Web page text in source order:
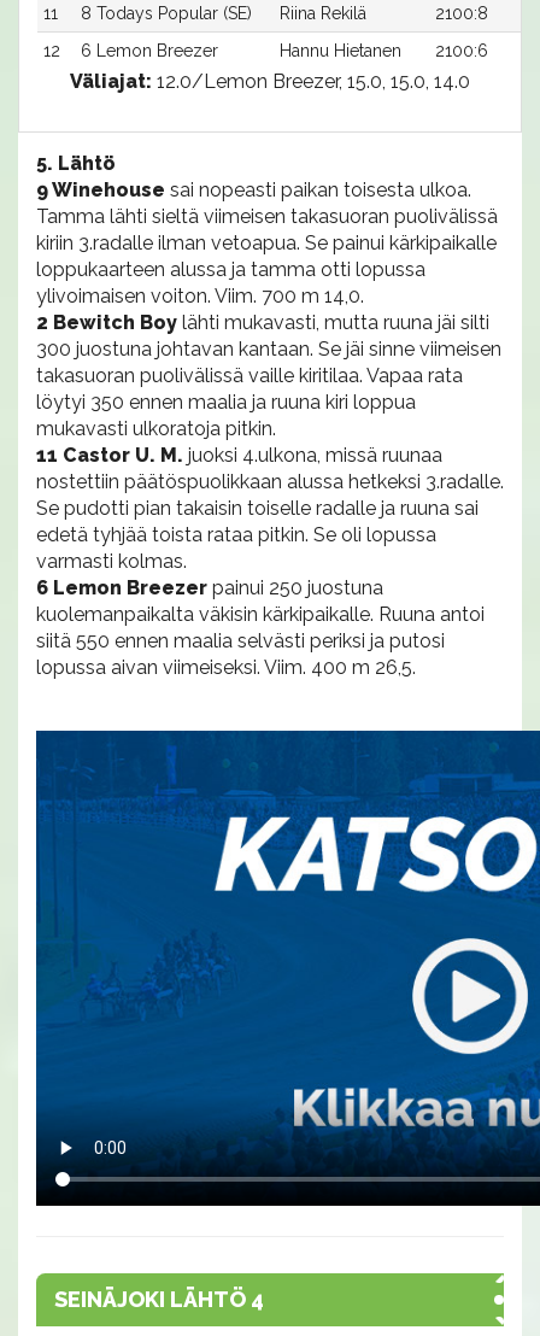
11
8 Todays Popular (SE) Riina Rekilä
2100:8
12
6 Lemon Breezer Hannu Hietanen 2100:6
Väliajat: 12.0/Lemon Breezer, 15.0, 15.0, 14.0
5. Lähtö
9 Winehouse sai nopeasti paikan toisesta ulkoa.
Tamma lähti sieltä viimeisen takasuoran puolivälissä
kiriin 3.radalle ilman vetoapua. Se painui kärkipaikalle
loppukaarteen alussa ja tamma otti lopussa
ylivoimaisen voiton. Viim. 700 m 14,0.
2 Bewitch Boy lähti mukavasti, mutta ruuna jäi silti
300 juostuna johtavan kantaan. Se jäi sinne viimeisen
takasuoran puolivälissä vaille kiritilaa. Vapaa rata
löytyi 350 ennen maalia ja ruuna kiri loppua
mukavasti ulkoratoja pitkin.
11 Castor U. M. juoksi 4.ulkona, missä ruunaa
nostettiin päätöspuolikkaan alussa hetkeksi 3.radalle.
Se pudotti pian takaisin toiselle radalle ja ruuna sai
edetä tyhjää toista rataa pitkin. Se oli lopussa
varmasti kolmas.
6 Lemon Breezer painui 250 juostuna
kuolemanpaikalta väkisin kärkipaikalle. Ruuna antoi
siitä 550 ennen maalia selvästi periksi ja putosi
lopussa aivan viimeiseksi. Viim. 400 m 26,5.
SEINÄJOKI LÄHTÖ 4